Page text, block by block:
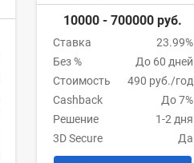
10000 - 700000 руб.
Ставка
23.99%
Без %
До 60 дней
Стоимость
490 руб./год
Cashback
До 7%
Решение
1-2 дня
3D Secure
Да